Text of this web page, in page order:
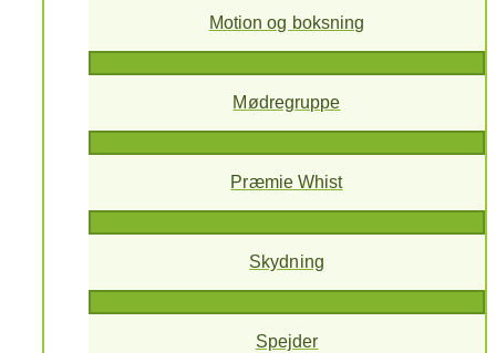
Motion og boksning
Mødregruppe
Præmie Whist
Skydning
Spejder